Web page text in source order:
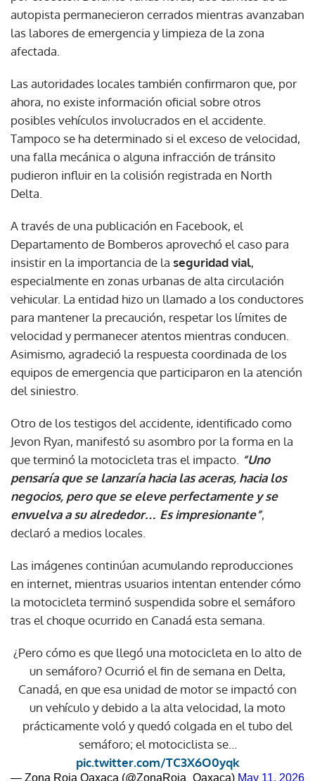
autopista permanecieron cerrados mientras avanzaban
las labores de emergencia y limpieza de la zona
afectada.
Las autoridades locales también confirmaron que, por
ahora, no existe información oficial sobre otros
posibles vehículos involucrados en el accidente.
Tampoco se ha determinado si el exceso de velocidad,
una falla mecánica o alguna infracción de tránsito
pudieron influir en la colisión registrada en North
Delta.
A través de una publicación en Facebook, el
Departamento de Bomberos aprovechó el caso para
insistir en la importancia de la seguridad vial,
especialmente en zonas urbanas de alta circulación
vehicular. La entidad hizo un llamado a los conductores
para mantener la precaución, respetar los límites de
velocidad y permanecer atentos mientras conducen.
Asimismo, agradeció la respuesta coordinada de los
equipos de emergencia que participaron en la atención
del siniestro.
Otro de los testigos del accidente, identificado como
Jevon Ryan, manifestó su asombro por la forma en la
que terminó la motocicleta tras el impacto. “Uno
pensaría que se lanzaría hacia las aceras, hacia los
negocios, pero que se eleve perfectamente y se
envuelva a su alrededor… Es impresionante”,
declaró a medios locales.
Las imágenes continúan acumulando reproducciones
en internet, mientras usuarios intentan entender cómo
la motocicleta terminó suspendida sobre el semáforo
tras el choque ocurrido en Canadá esta semana.
¿Pero cómo es que llegó una motocicleta en lo alto de
un semáforo? Ocurrió el fin de semana en Delta,
Canadá, en que esa unidad de motor se impactó con
un vehículo y debido a la alta velocidad, la moto
prácticamente voló y quedó colgada en el tubo del
semáforo; el motociclista se…
pic.twitter.com/TC3X6O0yqk
— Zona Roja Oaxaca (@ZonaRoja_Oaxaca) May 11, 2026